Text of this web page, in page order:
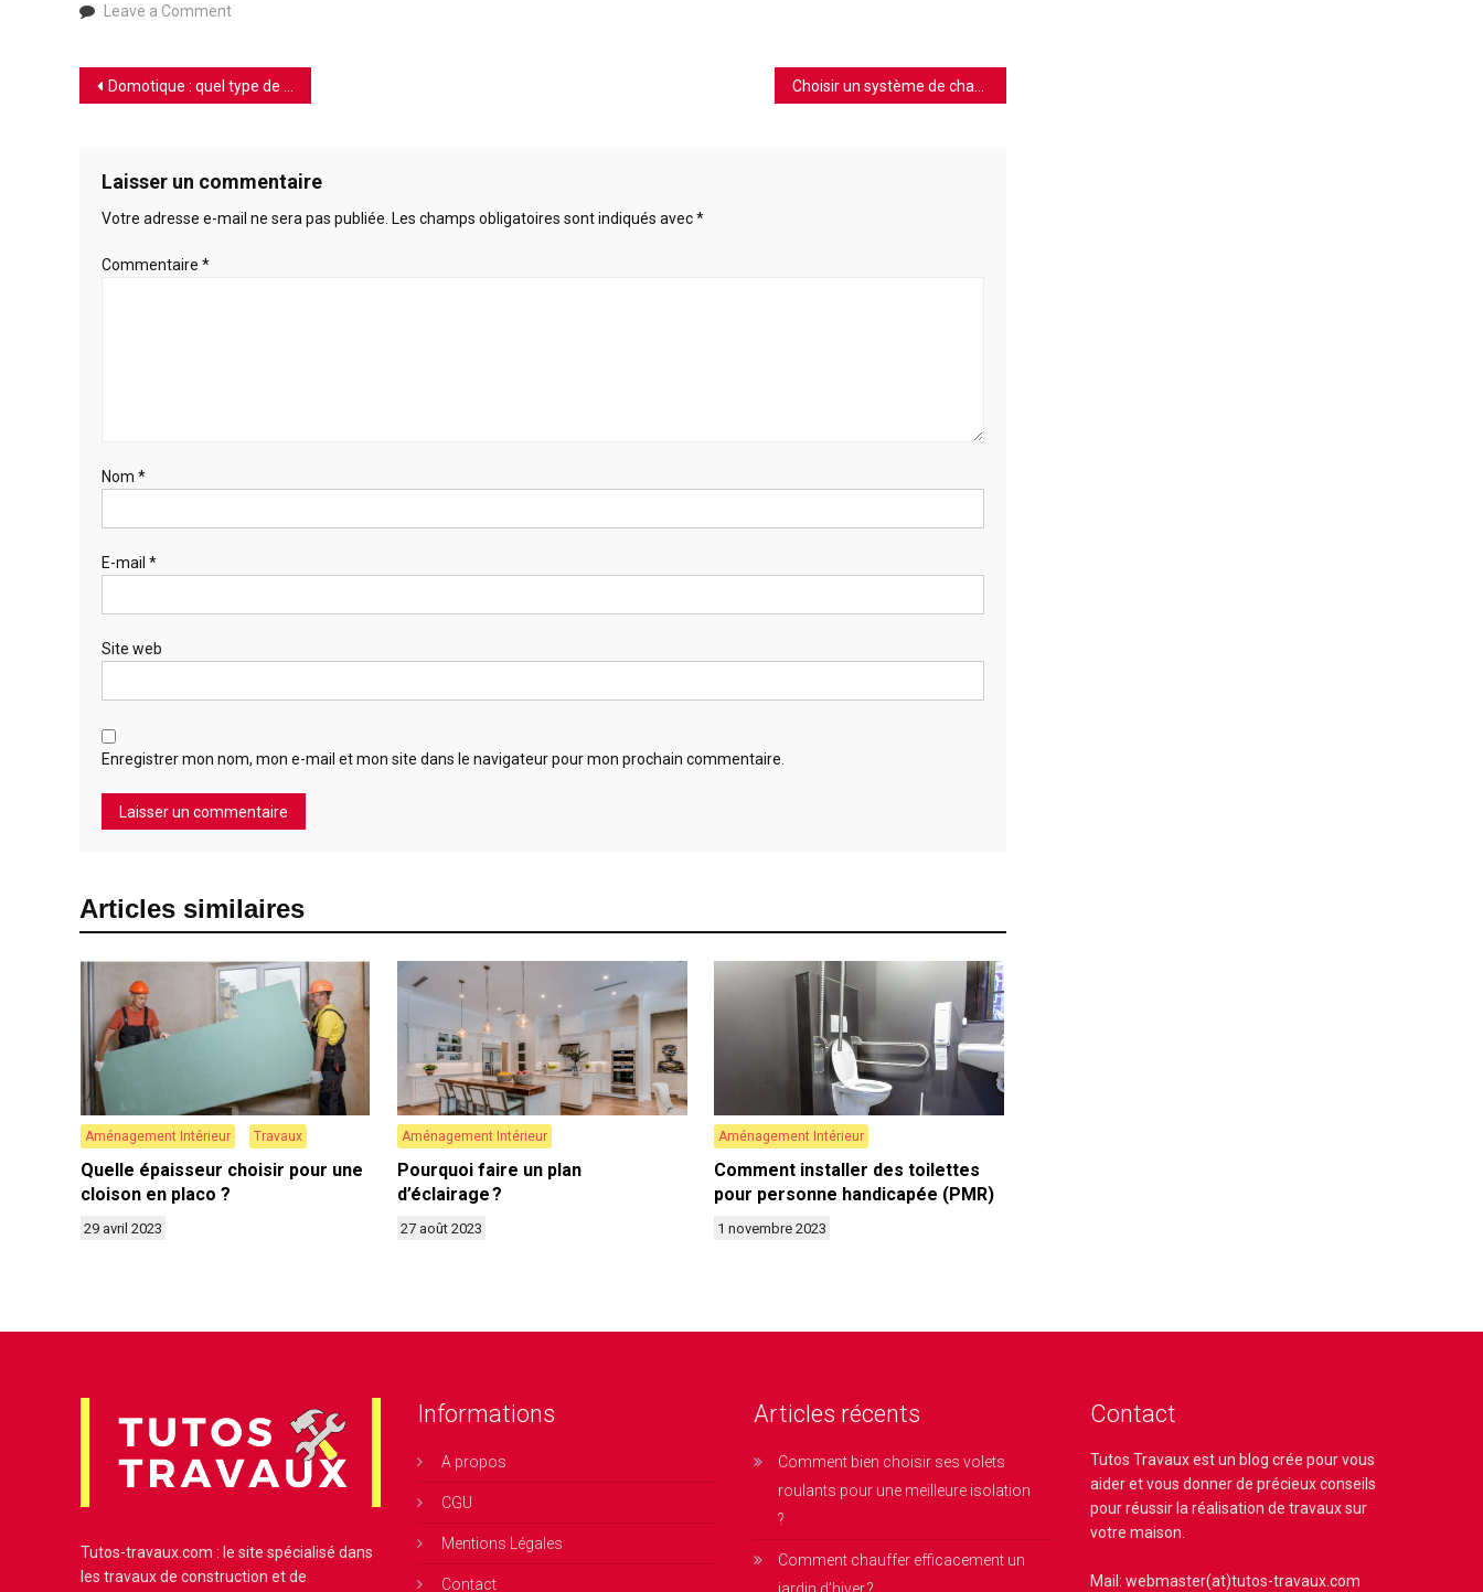
Leave a Commenton
son
carrelage
bain
Navigation
l’article
Domotique : quel type de réseau choisir ? Choisir un système de chauffage écologique
Laisser un commentaire
Votre adresse e-mail ne sera pas publiée. Les champs obligatoires sont indiqués avec*
Commentaire *
Nom *
E-mail *
Site web
Enregistrer mon nom, mon e-mail et mon site dans le navigateur pour mon prochain commentaire.
Articles similaires
Aménagement Intérieur Travaux
Quelle épaisseur choisir pour une
cloison en placo ?
29 avril 2023
Aménagement Intérieur
Pourquoi faire un plan
d’éclairage ?
27 août 2023
Aménagement Intérieur
Comment installer des toilettes
pour personne handicapée (PMR)
1 novembre 2023
Tutos-travaux.com : le site spécialisé dans
les travaux de construction et de
Informations
A propos
CGU
Mentions Légales
Contact
Articles récents
Comment bien choisir ses volets
roulants pour une meilleure isolation
?
Comment chauffer efficacement un
Contact
Tutos Travauxest un blog crée pour vous
aider et vous donner de précieux conseils
pour réussir la réalisation de travaux sur
votre maison.
Mail: webmaster(at)tutos-travaux.com